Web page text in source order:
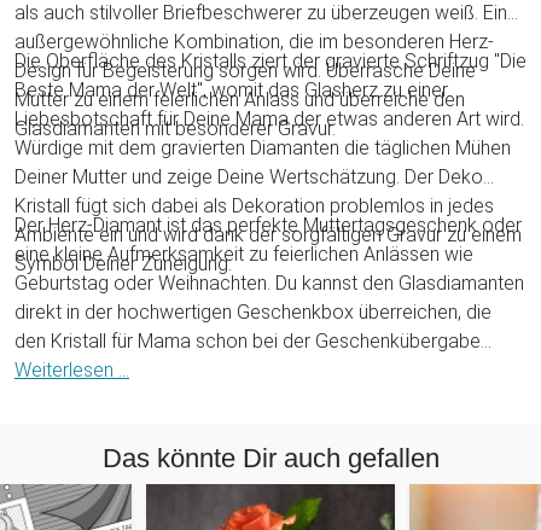
als auch stilvoller Briefbeschwerer zu überzeugen weiß. Eine
außergewöhnliche Kombination, die im besonderen Herz-
Design für Begeisterung sorgen wird. Überrasche Deine
Mutter zu einem feierlichen Anlass und überreiche den
Glasdiamanten mit besonderer Gravur.
Die Oberfläche des Kristalls ziert der gravierte Schriftzug "Die
Beste Mama der Welt", womit das Glasherz zu einer
Liebesbotschaft für Deine Mama der etwas anderen Art wird.
Würdige mit dem gravierten Diamanten die täglichen Mühen
Deiner Mutter und zeige Deine Wertschätzung. Der Deko
Kristall fügt sich dabei als Dekoration problemlos in jedes
Ambiente ein und wird dank der sorgfältigen Gravur zu einem
Symbol Deiner Zuneigung.
Der Herz-Diamant ist das perfekte Muttertagsgeschenk oder
eine kleine Aufmerksamkeit zu feierlichen Anlässen wie
Geburtstag oder Weihnachten. Du kannst den Glasdiamanten
direkt in der hochwertigen Geschenkbox überreichen, die
den Kristall für Mama schon bei der Geschenkübergabe
gekonnt in Szene setzt. Grundsätzlich gilt jedoch für die volle
Weiterlesen ...
Das könnte Dir auch gefallen